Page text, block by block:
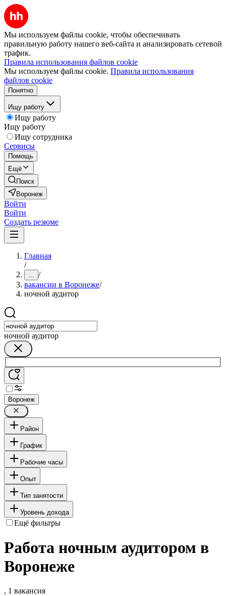
Мы используем файлы cookie, чтобы обеспечивать
правильную работу нашего веб-сайта и анализировать сетевой
трафик.
Правила использования файлов cookie
Мы используем файлы cookie. Правила использования
файлов cookie
Понятно
Ищу работу
Ищу работу
Ищу работу
Ищу сотрудника
Сервисы
Помощь
Ещё
Поиск
Воронеж
Войти
Войти
Создать резюме
Главная
/
... /
вакансии в Воронеже/
ночной аудитор
ночной аудитор
Воронеж
Район
График
Рабочие часы
Опыт
Тип занятости
Уровень дохода
Ещё фильтры
Работа ночным аудитором в
Воронеже
, 1 вакансия